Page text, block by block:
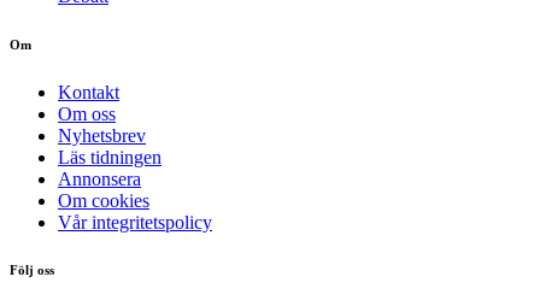
Om
Kontakt
Om oss
Nyhetsbrev
Läs tidningen
Annonsera
Om cookies
Vår integritetspolicy
Följ oss